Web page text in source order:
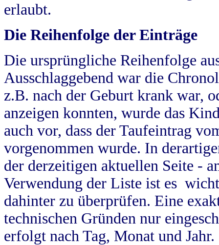
erlaubt.
Die Reihenfolge der Einträge
Die ursprüngliche Reihenfolge
Ausschlaggebend war die
z.B. nach der Geburt krank war,
anzeigen konnten, wurde das
auch vor, dass der Taufeintrag
vorgenommen wurde. In
der derzeitigen aktuellen Seite -
Verwendung der Liste ist es
dahinter zu überprüfen. Eine
technischen Gründen nur
erfolgt nach Tag, Monat und Jahr.